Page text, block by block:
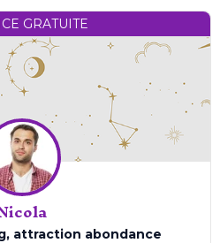
GRATUITE
attraction abondance